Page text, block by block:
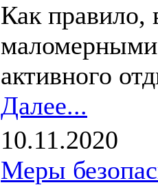
Как правило,
активного
Далее...
10.11.2020
Меры